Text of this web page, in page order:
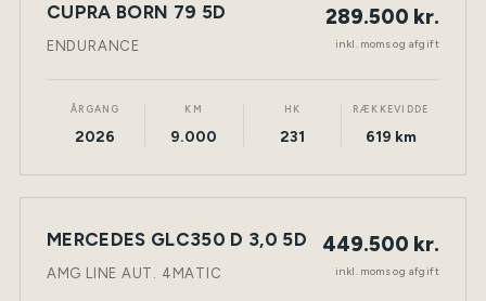
NY BIL ELEKTRISK TØNDER
CUPRA BORN 79 5D
ENDURANCE
289.500 kr.
inkl. moms og afgift
ÅRGANG
2026
KM
9.000
HK
231
RÆKKEVIDDE
619 km
NY BIL DIESEL TØNDER
MERCEDES GLC350 D 3,0 5D
AMG LINE AUT. 4MATIC
449.500 kr.
inkl. moms og afgift